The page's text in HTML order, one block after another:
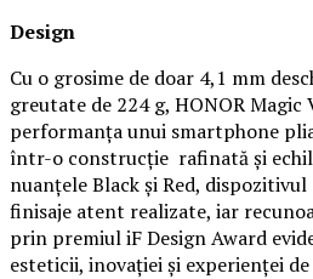
Design
Cu o grosime de doar 4,1 mm
greutate de 224 g, HONOR Magic
performanța unui smartphone
într-o construcție rafinată și
nuanțele Black și Red,
finisaje atent realizate, iar
prin premiul iF Design Award
esteticii, inovației și experienței